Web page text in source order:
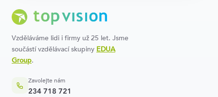
Vzděláváme lidi i firmy už 25 let. Jsme
součástí vzdělávací skupiny EDUA
Group.
Zavolejte nám
234 718 721